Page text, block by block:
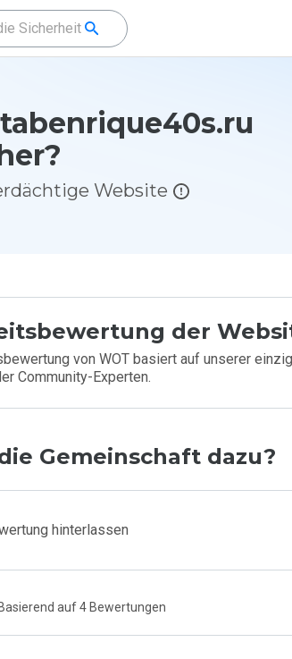
Website
der
von WOT basiert auf unserer
Community-Experten.
Gemeinschaft dazu?
hinterlassen
Basierend auf 4 Bewertungen